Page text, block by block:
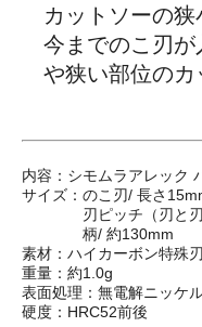
カットソーの狭
今までのこ刃
や狭い部位のカ
内容：シモムラアレック
サイズ：のこ刃/ 長さ
刃ピッチ（刃と刃
柄/ 約130mm
素材：ハイカーボン特殊
重量：約1.0g
表面処理：無電解ニッケ
硬度：HRC52前後